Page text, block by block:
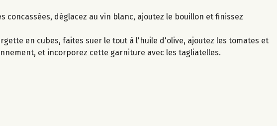
concassées, déglacez au vin blanc, ajoutez le bouillon et finissez
en cubes, faites suer le tout à l'huile d'olive, ajoutez les tomates et
et incorporez cette garniture avec les tagliatelles.